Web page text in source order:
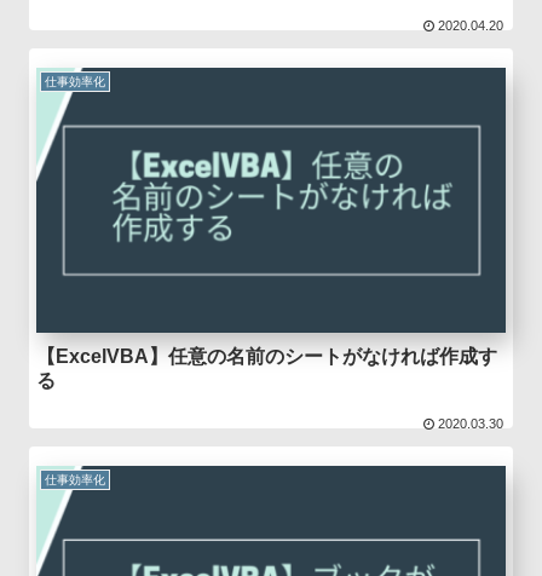
2020.04.20
仕事効率化
【ExcelVBA】任意の名前のシートがなければ作成す
る
2020.03.30
仕事効率化